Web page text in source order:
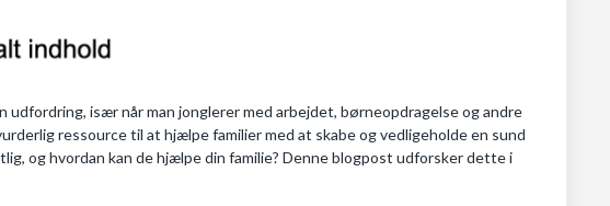
især når man jonglerer med arbejdet, børneopdragelse og andre
ressource til at hjælpe familier med at skabe og vedligeholde en sund
og hvordan kan de hjælpe din familie? Denne blogpost udforsker dette i